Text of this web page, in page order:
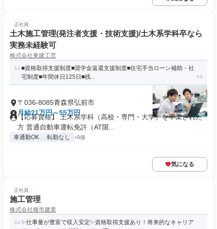
正社員
土木施工管理(発注者支援・技術支援)/土木系学科卒なら
実務未経験可
株式会社東建工営
■資格取得支援制度■奨学金返還支援制度■住宅手当ローン補助・社
宅制度■年間休日125日■残...
〒036-8085青森県弘前市
月給21万円～55万円
【応募資格】 土木系学科（高校・専門・大学）を卒業された
方 普通自動車運転免許（AT限...
車通勤OK 転勤なし +9個
気になる
正社員
施工管理
株式会社種市建業
✨仕事量が豊富で収入安定✨資格取得支援あり！将来的なキャリア